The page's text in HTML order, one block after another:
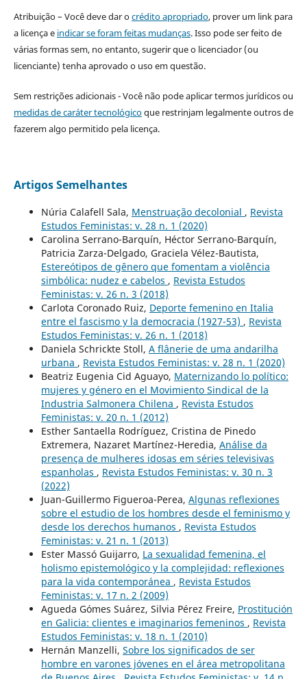
Atribuição – Você deve dar ocrédito apropriado, prover um link para
a licença e indicar se foram feitas mudanças. Isso pode ser feito de
várias formas sem, no entanto, sugerir que o licenciador (ou
licenciante) tenha aprovado o uso em questão.
Sem restrições adicionais - Você não pode aplicar termos jurídicos ou
medidas de caráter tecnológicoque restrinjam legalmente outros de
fazerem algo permitido pela licença.
Artigos Semelhantes
Núria Calafell Sala, Menstruação decolonial , Revista
Estudos Feministas: v. 28 n. 1 (2020)
Carolina Serrano-Barquín, Héctor Serrano-Barquín,
Patricia Zarza-Delgado, Graciela Vélez-Bautista,
Estereótipos de gênero que fomentam a violência
simbólica: nudez e cabelos , Revista Estudos
Feministas: v. 26 n. 3 (2018)
Carlota Coronado Ruiz, Deporte femenino en Italia
entre el fascismo y la democracia (1927-53) , Revista
Estudos Feministas: v. 26 n. 1 (2018)
Daniela Schrickte Stoll, A flânerie de uma andarilha
urbana , Revista Estudos Feministas: v. 28 n. 1 (2020)
Beatriz Eugenia Cid Aguayo, Maternizando lo político:
mujeres y género en el Movimiento Sindical de la
Industria Salmonera Chilena , Revista Estudos
Feministas: v. 20 n. 1 (2012)
Esther Santaella Rodríguez, Cristina de Pinedo
Extremera, Nazaret Martínez-Heredia, Análise da
presença de mulheres idosas em séries televisivas
espanholas , Revista Estudos Feministas: v. 30 n. 3
(2022)
Juan-Guillermo Figueroa-Perea, Algunas reflexiones
sobre el estudio de los hombres desde el feminismo y
desde los derechos humanos , Revista Estudos
Feministas: v. 21 n. 1 (2013)
Ester Massó Guijarro, La sexualidad femenina, el
holismo epistemológico y la complejidad: reflexiones
para la vida contemporánea , Revista Estudos
Feministas: v. 17 n. 2 (2009)
Agueda Gómes Suárez, Silvia Pérez Freire, Prostitución
en Galicia: clientes e imaginarios femeninos , Revista
Estudos Feministas: v. 18 n. 1 (2010)
Hernán Manzelli, Sobre los significados de ser
hombre en varones jóvenes en el área metropolitana